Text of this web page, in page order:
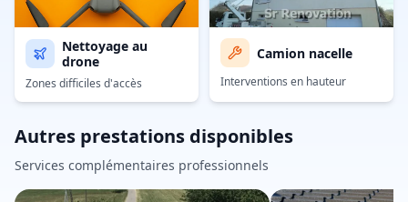
Nettoyage au
drone
Zones difficiles d'accès
Camion nacelle
Interventions en hauteur
Autres prestations disponibles
Services complémentaires professionnels